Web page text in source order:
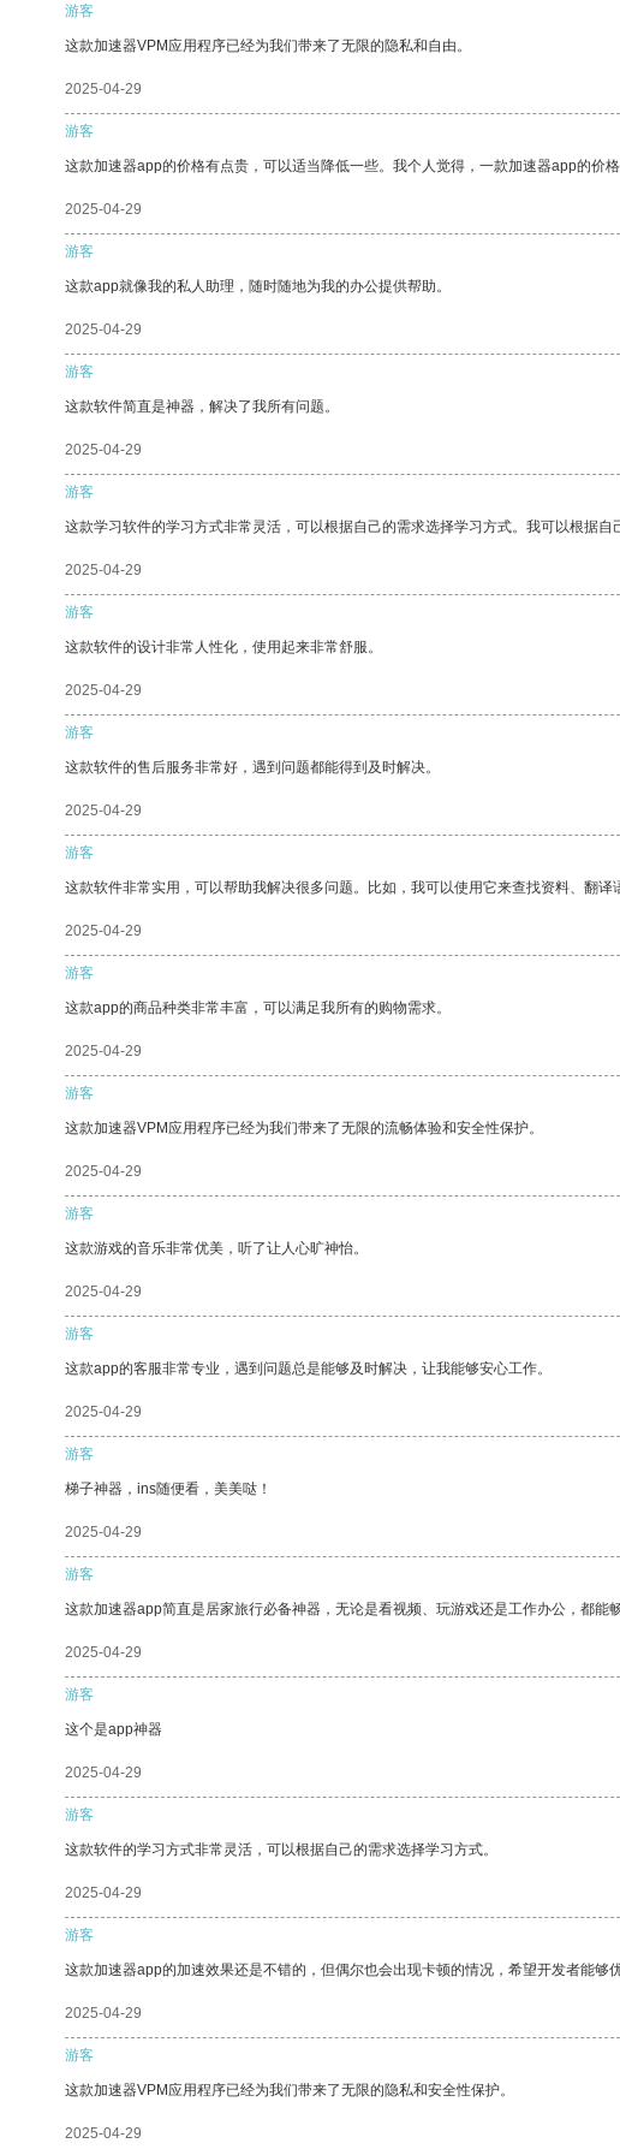
游客
这款加速器VPM应用程序已经为我们带来了无限的隐私和自由。
2025-04-29
游客
这款加速器app的价格有点贵，可以适当降低一些。我个人觉得，一款加速器app的价
2025-04-29
游客
这款app就像我的私人助理，随时随地为我的办公提供帮助。
2025-04-29
游客
这款软件简直是神器，解决了我所有问题。
2025-04-29
游客
这款学习软件的学习方式非常灵活，可以根据自己的需求选择学习方式。我可以根据自
2025-04-29
游客
这款软件的设计非常人性化，使用起来非常舒服。
2025-04-29
游客
这款软件的售后服务非常好，遇到问题都能得到及时解决。
2025-04-29
游客
这款软件非常实用，可以帮助我解决很多问题。比如，我可以使用它来查找资料、翻译
2025-04-29
游客
这款app的商品种类非常丰富，可以满足我所有的购物需求。
2025-04-29
游客
这款加速器VPM应用程序已经为我们带来了无限的流畅体验和安全性保护。
2025-04-29
游客
这款游戏的音乐非常优美，听了让人心旷神怡。
2025-04-29
游客
这款app的客服非常专业，遇到问题总是能够及时解决，让我能够安心工作。
2025-04-29
游客
梯子神器，ins随便看，美美哒！
2025-04-29
游客
这款加速器app简直是居家旅行必备神器，无论是看视频、玩游戏还是工作办公，都
2025-04-29
游客
这个是app神器
2025-04-29
游客
这款软件的学习方式非常灵活，可以根据自己的需求选择学习方式。
2025-04-29
游客
这款加速器app的加速效果还是不错的，但偶尔也会出现卡顿的情况，希望开发者能够优
2025-04-29
游客
这款加速器VPM应用程序已经为我们带来了无限的隐私和安全性保护。
2025-04-29